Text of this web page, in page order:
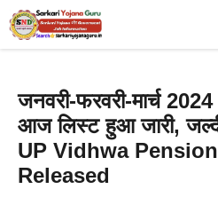
Skip
to
जनवरी-फरवरी-मार्च
आज लिस्ट हुआ जारी,
UP Vidhwa
Released